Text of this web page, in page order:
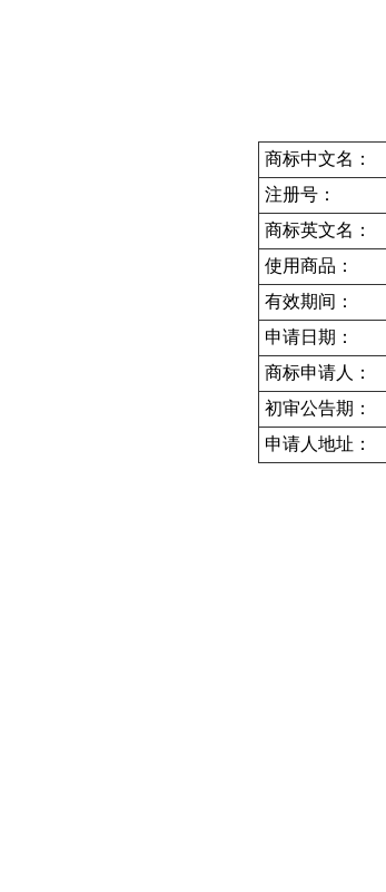
商标中文名：
注册号：
商标英文名：
使用商品：
有效期间：
申请日期：
商标申请人：
初审公告期：
申请人地址：